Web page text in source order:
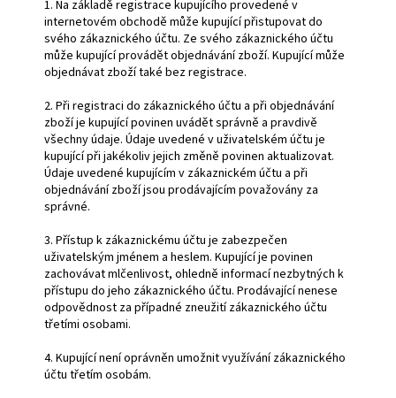
1. Na základě registrace kupujícího provedené v
internetovém obchodě může kupující přistupovat do
svého zákaznického účtu. Ze svého zákaznického účtu
může kupující provádět objednávání zboží. Kupující může
objednávat zboží také bez registrace.
2. Při registraci do zákaznického účtu a při objednávání
zboží je kupující povinen uvádět správně a pravdivě
všechny údaje. Údaje uvedené v uživatelském účtu je
kupující při jakékoliv jejich změně povinen aktualizovat.
Údaje uvedené kupujícím v zákaznickém účtu a při
objednávání zboží jsou prodávajícím považovány za
správné.
3. Přístup k zákaznickému účtu je zabezpečen
uživatelským jménem a heslem. Kupující je povinen
zachovávat mlčenlivost, ohledně informací nezbytných k
přístupu do jeho zákaznického účtu. Prodávající nenese
odpovědnost za případné zneužití zákaznického účtu
třetími osobami.
4. Kupující není oprávněn umožnit využívání zákaznického
účtu třetím osobám.